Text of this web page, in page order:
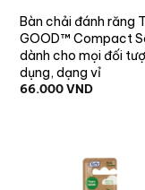
Bàn chải đánh răng
GOOD™ Compact
dành cho mọi đối
dụng, dạng vỉ
66.000VND